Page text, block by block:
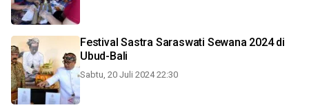
Festival Sastra Saraswati Sewana 2024 di
Ubud-Bali
Sabtu, 20 Juli 2024 22:30